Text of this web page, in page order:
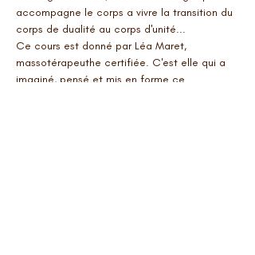
accompagne le corps a vivre la transition du
corps de dualité au corps d'unité...
Ce cours est donné par Léa Maret,
massotérapeuthe certifiée. C'est elle qui a
imaginé, pensé et mis en forme ce